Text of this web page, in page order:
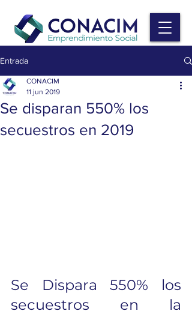
Entrada
Se disparan 550% los
secuestros en 2019
CONACIM
11 jun 2019
Se Dispara 550% los
secuestros en la